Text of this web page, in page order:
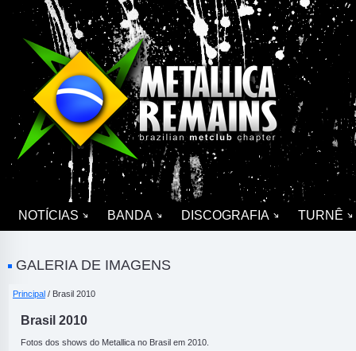
NOTÍCIAS BANDA DISCOGRAFIA TURNÊ
GALERIA DE IMAGENS
Principal / Brasil 2010
Brasil 2010
Fotos dos shows do Metallica no Brasil em 2010.